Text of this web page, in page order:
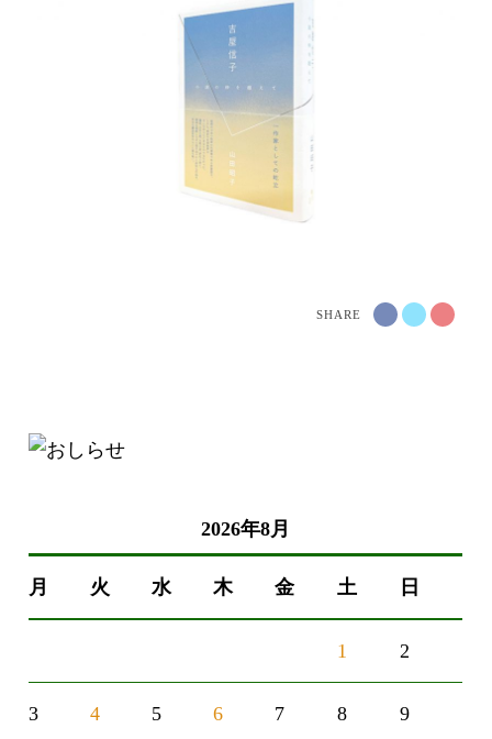
SHARE
2026年8月
月 火 水 木 金 土 日
1 2
3 4 5 6 7 8 9